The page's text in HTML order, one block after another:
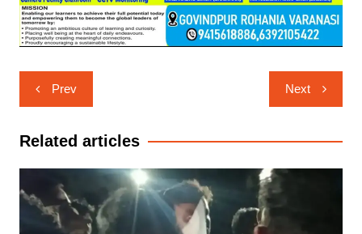
Post
navigation
Prev Next
Related articles